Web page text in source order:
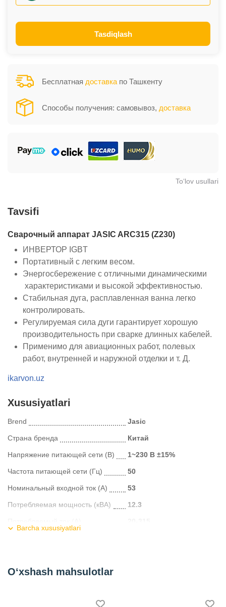
Tasdiqlash
Бесплатная доставка по Ташкенту
Способы получения: самовывоз, доставка
To‘lov usullari
Tavsifi
Сварочный аппарат JASIC ARC315 (Z230)
ИНВЕРТОР IGBT
Портативный с легким весом.
Энергосбережение с отличными динамическими
характеристиками и высокой эффективностью.
Стабильная дуга, расплавленная ванна легко
контролировать.
Регулируемая сила дуги гарантирует хорошую
производительность при сварке длинных кабелей.
Применимо для авиационных работ, полевых
работ, внутренней и наружной отделки и т. Д.
ikarvon.uz
Xususiyatlari
Brend Jasic
Страна бренда Китай
Напряжение питающей сети (В) 1~230 В ±15%
Частота питающей сети (Гц) 50
Номинальный входной ток (А) 53
Потребляемая мощность (кВА) 12.3
Рабочий цикл ПН (40°C)
Barcha xususiyatlari
O‘xshash mahsulotlar